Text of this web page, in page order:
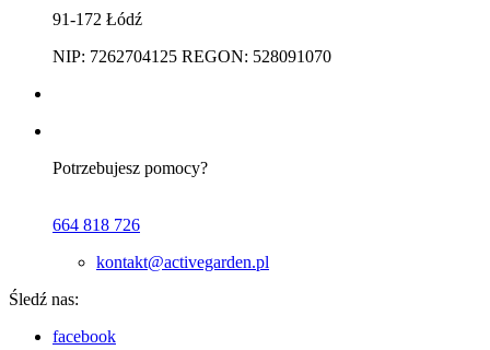
91-172 Łódź
NIP: 7262704125 REGON: 528091070
Potrzebujesz pomocy?
664 818 726
kontakt@activegarden.pl
Śledź nas:
facebook